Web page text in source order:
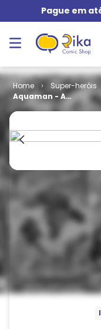
Pague em
Super-heróis
Aquaman - As
Profundezas
Cartonada)